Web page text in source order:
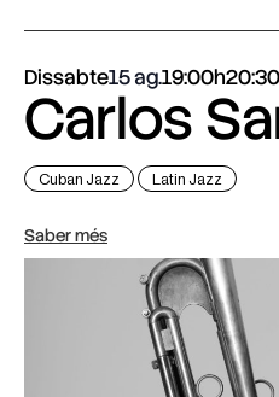
Dissabte15 ag.19:00h
Carlos
Cuban Jazz Latin Jazz
Saber més